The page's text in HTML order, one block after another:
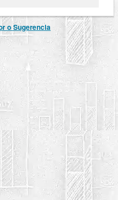
o Sugerencia